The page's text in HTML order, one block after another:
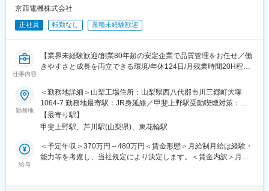
・顧客との仕様打合せ
・構想設計、機械設計
・部品設計、組立図作成
・既存設備の改造設計
・設備立上げ、試運転対応
・改善提案、アフターフォロー
～設備例～
備、医療関連設備など
※DraftSightを使用
■この仕事の魅力
まで一貫して関われます。
オーダーメイド設備が中心のため、自身のアイデアを設備として
京西電機株式会社
正社員 転勤なし 業種未経験歓迎
仕事内容
【業界未経験歓迎/創業80年超の安定企業で品質管理をお任せ／働
きやすさと成長を両立できる環境/年休124日/月残業時間20H程度/
■ポジションについて：
製造工程の品質維持・向上を目的に、データ分析から改善活動、
監査対応まで幅広く担当していただきます。
■業務詳細：
・製造工程における品質データの集計・分析・改善活動
勤務地
＜勤務地詳細＞山梨工場住所：山梨県西八代郡市川三郷町大塚
1064-7 勤務地最寄駅：JR身延線／甲斐上野駅受動喫煙対策：屋
内全面禁煙変更の範囲：無
【最寄り駅】
甲斐上野駅、芦川駅(山梨県)、東花輪駅
給与
＜予定年収＞370万円～480万円＜賃金形態＞月給制月給は経験・
能力等を考慮し、当社規定により決定します。＜賃金内訳＞月額